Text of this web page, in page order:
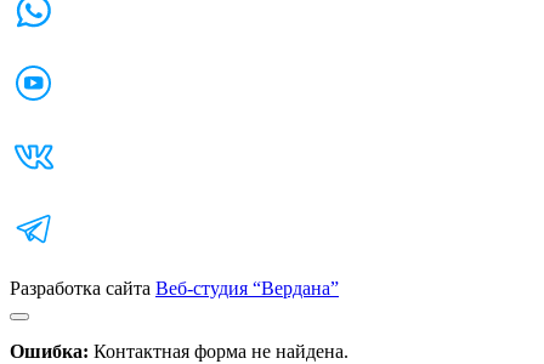
Разработка сайта Веб-студия “Вердана”
Ошибка: Контактная форма не найдена.